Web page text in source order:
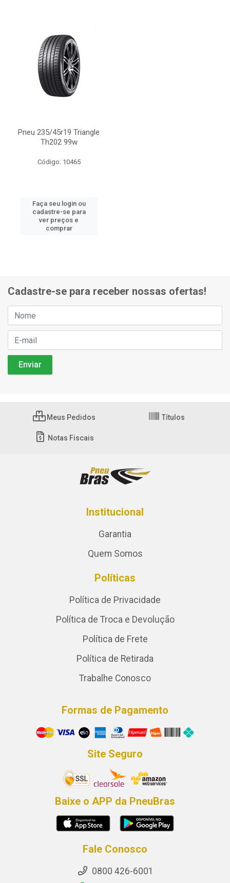
Pneu 235/45r19 Triangle
Th202 99w
Código: 10465
Faça seu login ou
cadastre-se para
ver preços e
comprar
Cadastre-se para receber nossas ofertas!
Meus Pedidos Títulos
Notas Fiscais
Institucional
Garantia
Quem Somos
Políticas
Política de Privacidade
Política de Troca e Devolução
Política de Frete
Política de Retirada
Trabalhe Conosco
Formas de Pagamento
Site Seguro
Baixe o APP da PneuBras
Fale Conosco
0800 426-6001